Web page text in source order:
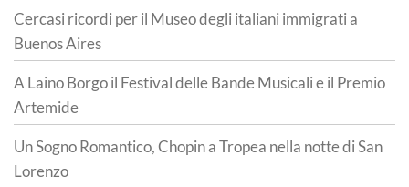
Cercasi ricordi per il Museo degli italiani immigrati a
Buenos Aires
A Laino Borgo il Festival delle Bande Musicali e il Premio
Artemide
Un Sogno Romantico, Chopin a Tropea nella notte di San
Lorenzo